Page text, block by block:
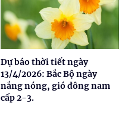
Dự báo thời tiết ngày
13/4/2026: Bắc Bộ ngày
nắng nóng, gió đông nam
cấp 2-3.